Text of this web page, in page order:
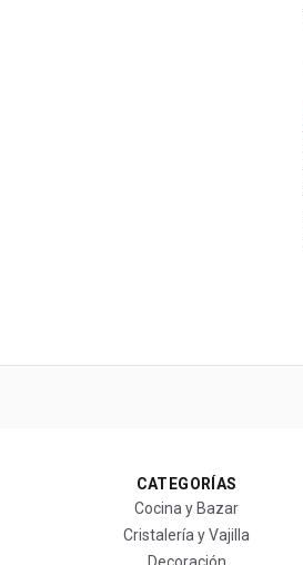
CATEGORÍAS
Cocina y Bazar
Cristalería y Vajilla